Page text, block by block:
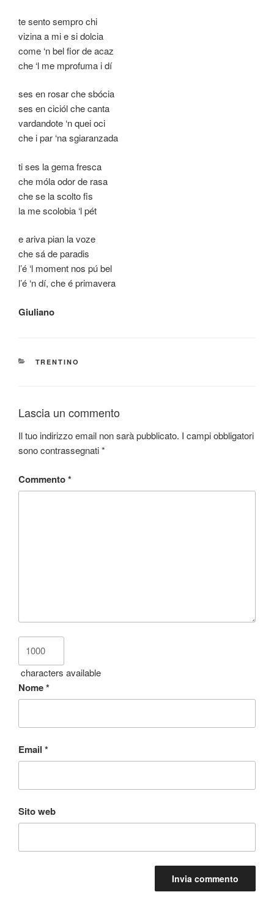
te sento sempro chi
vizina a mi e si dolcia
come ‘n bel fior de acaz
che ‘l me mprofuma i dí
ses en rosar che sbócia
ses en ciciól che canta
vardandote ‘n quei oci
che i par ‘na sgiaranzada
ti ses la gema fresca
che móla odor de rasa
che se la scolto fis
la me scolobia ‘l pét
e ariva pian la voze
che sá de paradis
l’é ‘l moment nos pú bel
l’é ‘n dí, che é primavera
Giuliano
CATEGORIE
TRENTINO
Lascia un commento
Il tuo indirizzo email non sarà pubblicato. I campi obbligatori
sono contrassegnati*
Commento*
characters available
Nome*
Email *
Sito web